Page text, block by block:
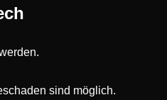
sind möglich.